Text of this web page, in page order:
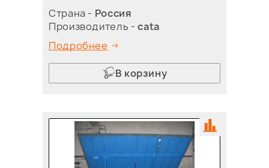
Страна - Россия
Производитель -cata
Подробнее
В корзину